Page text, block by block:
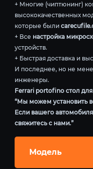
+ Многие (чиптюнинг)
высококачественных
которые были
+ Все настройка
устройств.
+ Быстрая доставка и
И последнее, но не
инженеры.
Ferrari portofino стол
“Мы можем установить
Если вашего
свяжитесь с нами.”
Модель